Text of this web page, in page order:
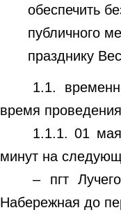
обеспечить
публичного
празднику
1.1.
время
1.1.1. 01
минут на
– пгт
Набережная до